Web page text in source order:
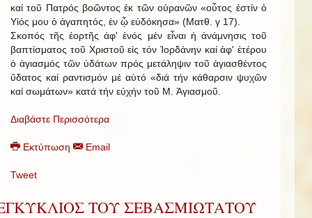
καί τοῦ Πατρός βοῶντος ἐκ τῶν οὐρανῶν «οὗτος ἐστίν ὁ
Υἱός μου ὁ ἀγαπητός, ἐν ᾧ εὐδόκησα» (Ματθ. γ 17).
Σκοπός τῆς ἑορτῆς ἀφ' ἑνός μέν εἶναι ἡ ἀνάμνησις τοῦ
βαπτίσματος τοῦ Χριστοῦ εἰς τόν Ἰορδάνην καί ἀφ' ἑτέρου
ὁ ἁγιασμός τῶν ὑδάτων πρός μετάληψιν τοῦ ἁγιασθέντος
ὕδατος καί ραντισμόν μέ αὐτό «διά τήν κάθαρσιν ψυχῶν
καί σωμάτων» κατά τήν εὐχήν τοῦ Μ. Ἁγιασμοῦ.
Διαβάστε Περισσότερα
Εκτύπωση Email
Tweet
ΤΟΥ ΣΕΒΑΣΜΙΩΤΑΤΟΥ